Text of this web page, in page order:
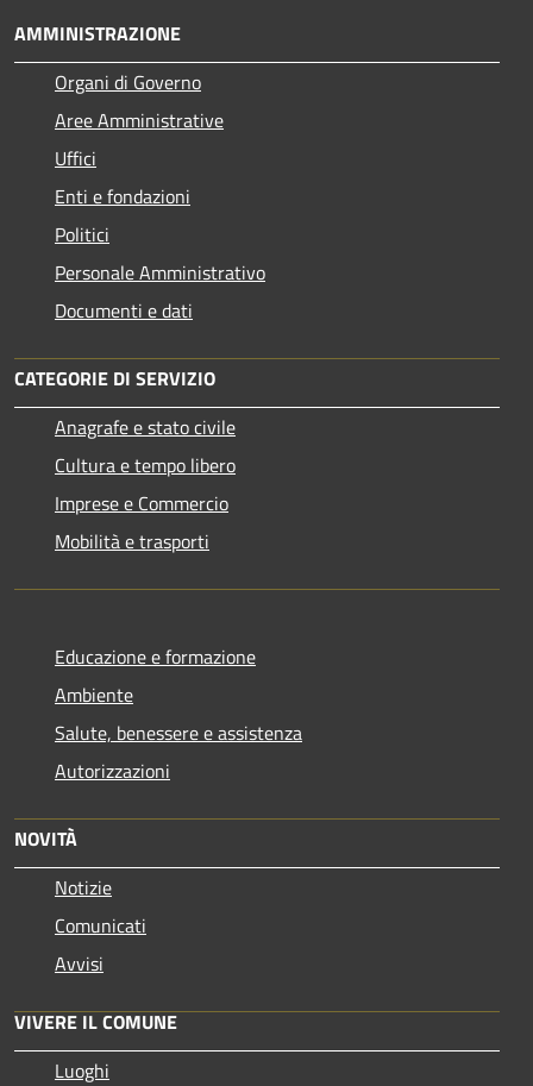
AMMINISTRAZIONE
Organi di Governo
Aree Amministrative
Uffici
Enti e fondazioni
Politici
Personale Amministrativo
Documenti e dati
CATEGORIE DI SERVIZIO
Anagrafe e stato civile
Cultura e tempo libero
Imprese e Commercio
Mobilità e trasporti
Educazione e formazione
Ambiente
Salute, benessere e assistenza
Autorizzazioni
NOVITÀ
Notizie
Comunicati
Avvisi
VIVERE IL COMUNE
Luoghi